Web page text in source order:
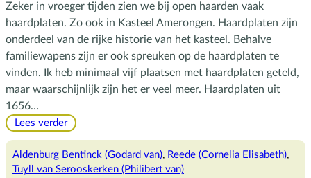
Zeker in vroeger tijden zien we bij open haarden vaak
haardplaten. Zo ook in Kasteel Amerongen. Haardplaten zijn
onderdeel van de rijke historie van het kasteel. Behalve
familiewapens zijn er ook spreuken op de haardplaten te
vinden. Ik heb minimaal vijf plaatsen met haardplaten geteld,
maar waarschijnlijk zijn het er veel meer. Haardplaten uit
1656…
Lees verder:
in
Amerongen
Aldenburg Bentinck (Godard van), Reede (Cornelia Elisabeth)
Tuyll van Serooskerken (Philibert van)